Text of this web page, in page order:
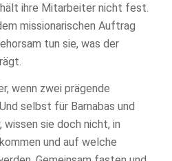
hält ihre Mitarbeiter nicht fest.
missionarischen Auftrag
tun sie, was der
wenn zwei prägende
selbst für Barnabas und
wissen sie doch nicht, in
und auf welche